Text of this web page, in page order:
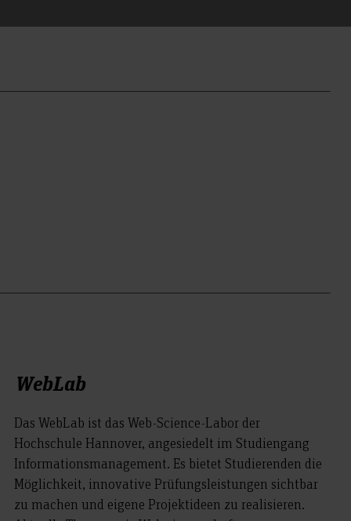
WebLab
Das WebLab ist das Web-Science-Labor der
Hochschule Hannover, angesiedelt im Studiengang
Informationsmanagement. Es bietet Studierenden die
Möglichkeit, innovative Prüfungsleistungen sichtbar
zu machen und eigene Projektideen zu realisieren.